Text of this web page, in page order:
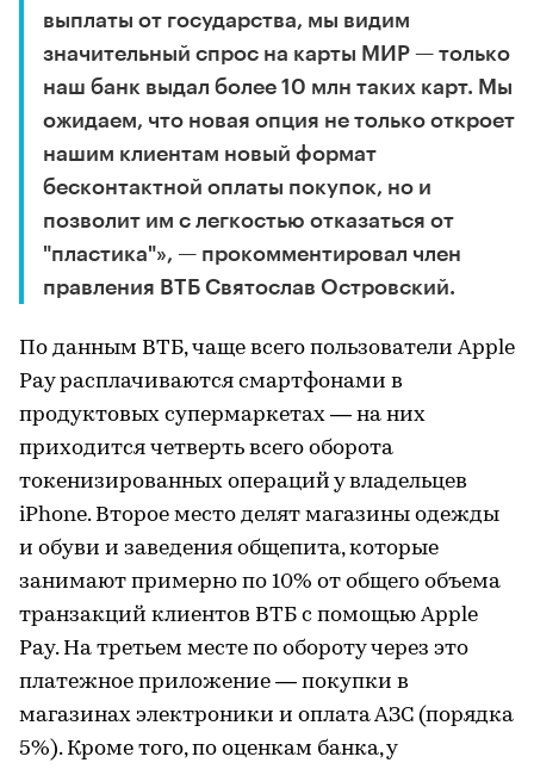
выплаты от государства, мы видим
значительный спрос на карты МИР — только
наш банк выдал более 10 млн таких карт. Мы
ожидаем, что новая опция не только откроет
нашим клиентам новый формат
бесконтактной оплаты покупок, но и
позволит им с легкостью отказаться от
"пластика"», — прокомментировал член
правления ВТБ Святослав Островский.
По данным ВТБ, чаще всего пользователи Apple
Pay расплачиваются смартфонами в
продуктовых супермаркетах — на них
приходится четверть всего оборота
токенизированных операций у владельцев
iPhone. Второе место делят магазины одежды
и обуви и заведения общепита, которые
занимают примерно по 10% от общего объема
транзакций клиентов ВТБ с помощью Apple
Pay. На третьем месте по обороту через это
платежное приложение — покупки в
магазинах электроники и оплата АЗС (порядка
5%). Кроме того, по оценкам банка, у